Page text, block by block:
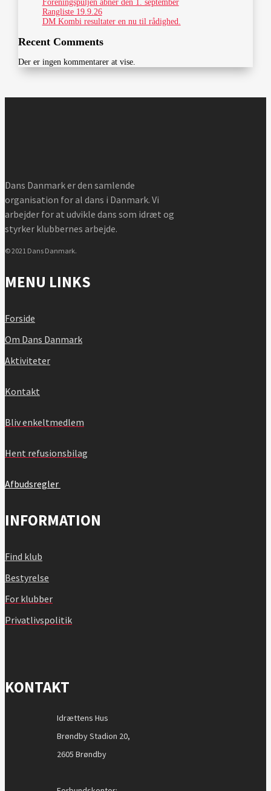
Foreningspuljen åbner den 1. september
Rangliste 19.9.26
DM Kombi resultater en nu til rådighed.
Recent Comments
Der er ingen kommentarer at vise.
Dans Danmark er den samlende
organisation for al dans i Danmark. Vi
arbejder for at udvikle dans som idræt og
styrker klubbernes arbejde.
© 2021 Dans Danmark.
MENU LINKS
Forside
Om Dans Danmark
Aktiviteter
Kontakt
Bliv enkeltmedlem
Hent refusionsbilag
Afbudsregler
INFORMATION
Find klub
Bestyrelse
For klubber
Privatlivspolitik
KONTAKT
Idrættens Hus
Brøndby Stadion 20,
2605 Brøndby